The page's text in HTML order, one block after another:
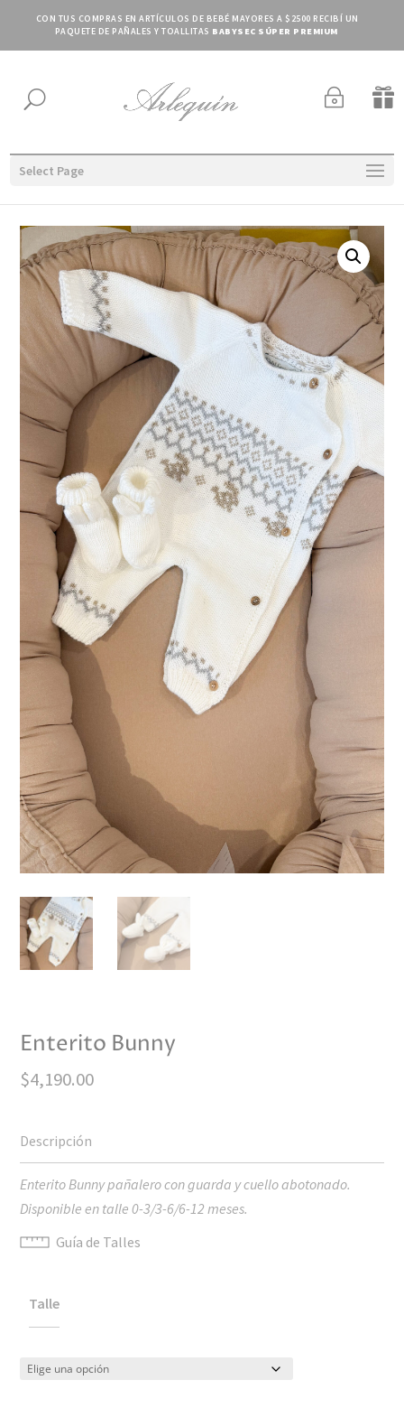
CON TUS COMPRAS EN ARTÍCULOS DE BEBÉ MAYORES A $2500 RECIBÍ UN
PAQUETE DE PAÑALES Y TOALLITAS BABYSEC SÚPER PREMIUM
U ~ 
Select Page
Enterito Bunny
$4,190.00
Enterito Bunny pañalero con guarda y cuello abotonado.
Disponible en talle 0-3/3-6/6-12 meses.
Guía de Talles
Talle